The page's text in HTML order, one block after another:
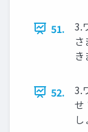
51.
3.
き
52.
3.
せ
し